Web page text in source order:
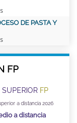
DE PASTA Y
FP
SUPERIOR FP
a distancia 2026
a distancia